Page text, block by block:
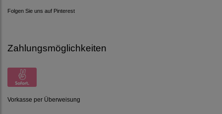
Folgen Sie uns auf Pinterest
Zahlungsmöglichkeiten
Vorkasse per Überweisung